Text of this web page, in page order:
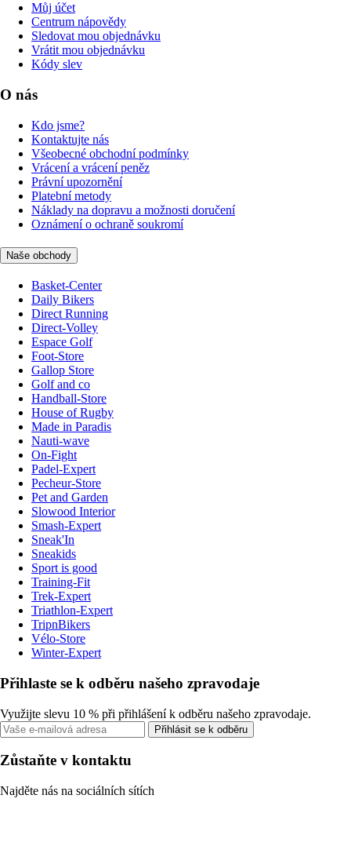
Můj účet
Centrum nápovědy
Sledovat mou objednávku
Vrátit mou objednávku
Kódy slev
O nás
Kdo jsme?
Kontaktujte nás
Všeobecné obchodní podmínky
Vrácení a vrácení peněz
Právní upozornění
Platební metody
Náklady na dopravu a možnosti doručení
Oznámení o ochraně soukromí
Naše obchody
Basket-Center
Daily Bikers
Direct Running
Direct-Volley
Espace Golf
Foot-Store
Gallop Store
Golf and co
Handball-Store
House of Rugby
Made in Paradis
Nauti-wave
On-Fight
Padel-Expert
Pecheur-Store
Pet and Garden
Slowood Interior
Smash-Expert
Sneak'In
Sneakids
Sport is good
Training-Fit
Trek-Expert
Triathlon-Expert
TripnBikers
Vélo-Store
Winter-Expert
Přihlaste se k odběru našeho zpravodaje
Využijte slevu 10 % při přihlášení k odběru našeho zpravodaje.
Přihlásit se k odběru
Zůstaňte v kontaktu
Najděte nás na sociálních sítích